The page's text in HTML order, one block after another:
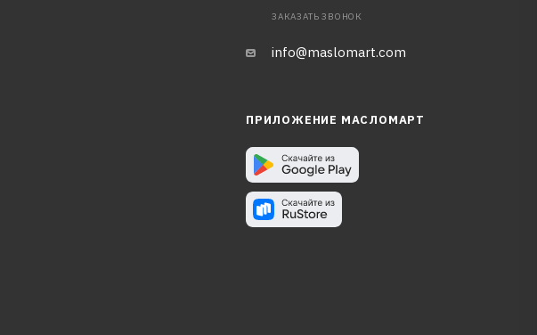
ЗАКАЗАТЬ ЗВОНОК
info@maslomart.com
ПРИЛОЖЕНИЕ МАСЛОМАРТ